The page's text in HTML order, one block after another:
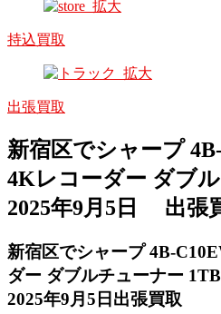
持込買取
出張買取
新宿区でシャープ
4Kレコーダー ダブ
2025年9月5日 出張
新宿区でシャープ 4B-
ダー ダブルチューナー 1TB
2025年9月5日出張買取